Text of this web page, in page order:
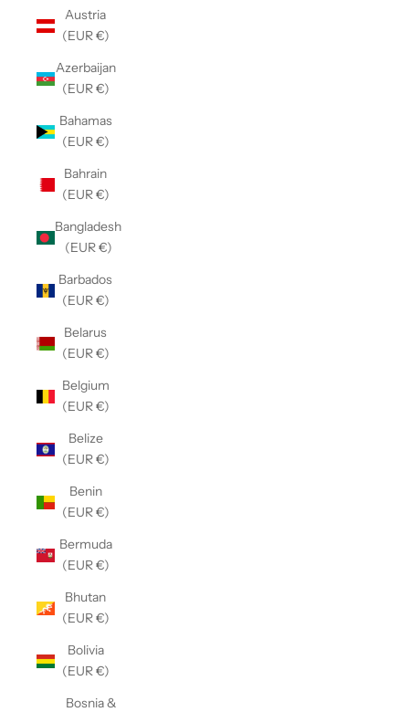
Austria
(EUR €)
Azerbaijan
(EUR €)
Bahamas
(EUR €)
Bahrain
(EUR €)
Bangladesh
(EUR €)
Barbados
(EUR €)
Belarus
(EUR €)
Belgium
(EUR €)
Belize
(EUR €)
Benin
(EUR €)
Bermuda
(EUR €)
Bhutan
(EUR €)
Bolivia
(EUR €)
Bosnia &